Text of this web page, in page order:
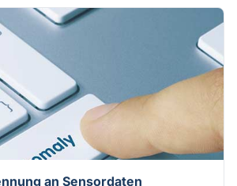
an Sensordaten